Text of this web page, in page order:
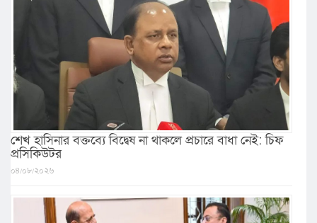
শেখ হাসিনার বক্তব্যে বিদ্বেষ না থাকলে প্রচারে বাধা নেই: চিফ
প্রসিকিউটর
০৪/০৮/২০২৬